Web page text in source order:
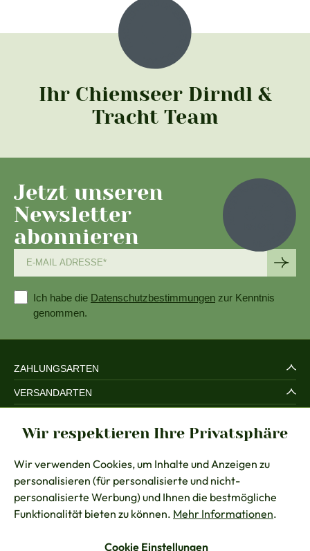
Ihr Chiemseer Dirndl &
Tracht Team
Jetzt unseren
Newsletter
abonnieren
Ich habe die Datenschutzbestimmungen zur Kenntnis
genommen.
ZAHLUNGSARTEN
VERSANDARTEN
RECHTLICHES
BERATUNG
KONTAKT
Wir respektieren Ihre Privatsphäre
Wir verwenden Cookies, um Inhalte und Anzeigen zu
personalisieren (für personalisierte und nicht-
personalisierte Werbung) und Ihnen die bestmögliche
Funktionalität bieten zu können. Mehr Informationen.
Cookie Einstellungen